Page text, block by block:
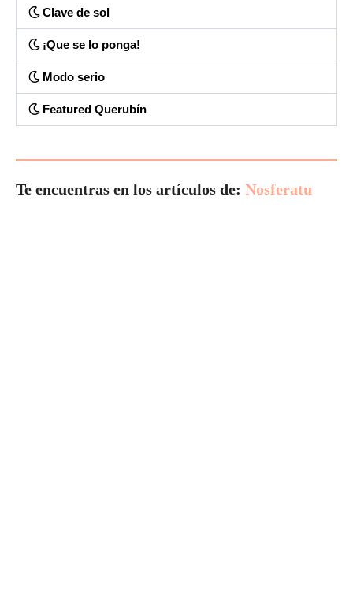
Clave de sol
¡Que se lo ponga!
Modo serio
Featured Querubín
Te encuentras en los artículos de: Nosferatu